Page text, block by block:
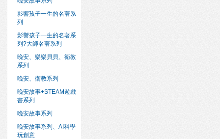
影響孩子一生的名著系
列
影響孩子一生的名著系
列?大師名著系列
晚安、樂樂貝貝、衛教
系列
晚安、衛教系列
晚安故事+STEAM遊戲
書系列
晚安故事系列
晚安故事系列、AI科學
玩創意